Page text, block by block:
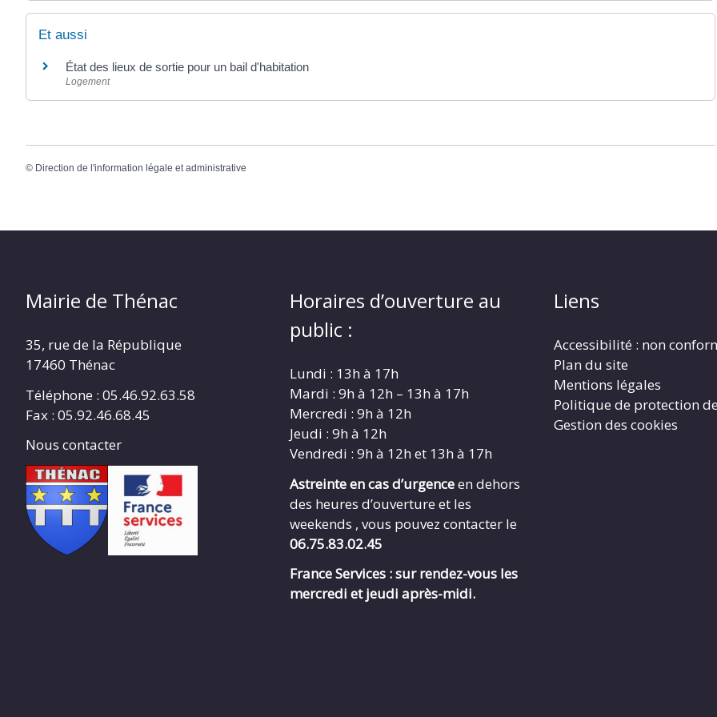
Et aussi
État des lieux de sortie pour un bail d'habitation
Logement
© Direction de l'information légale et administrative
Mairie de Thénac
35, rue de la République
17460 Thénac
Téléphone : 05.46.92.63.58
Fax : 05.92.46.68.45
Nous contacter
Horaires d’ouverture au
public :
Lundi : 13h à 17h
Mardi : 9h à 12h – 13h à 17h
Mercredi : 9h à 12h
Jeudi : 9h à 12h
Vendredi : 9h à 12h et 13h à 17h
Astreinte en cas d’urgenceen dehors
des heures d’ouverture et les
weekends , vous pouvez contacter le
06.75.83.02.45
France Services : sur rendez-vous les
mercredi et jeudi après-midi.
Liens
Accessibilité : non
Plan du site
Mentions légales
Politique de protection
Gestion des cookies